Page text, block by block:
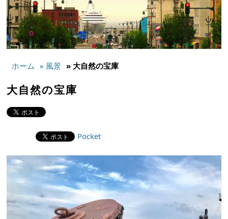
ホーム » 風景 » 大自然の宝庫
大自然の宝庫
Pocket